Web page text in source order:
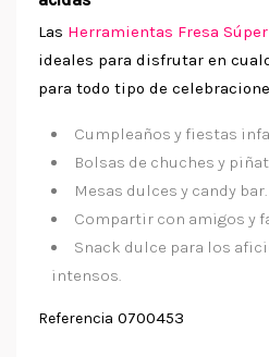
Las Herramientas Fresa
ideales para disfrutar en
para todo tipo de
Cumpleaños y fiestas
Bolsas de chuches y
Mesas dulces y candy bar.
Compartir con amigos y
Snack dulce para los
intensos.
Referencia 0700453